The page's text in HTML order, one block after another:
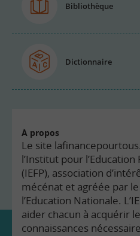
Bibliothèque
Dictionnaire
À propos
Le site
l’Institut pour
(IEFP), association
mécénat et agréée par
l’Education Nationale.
aider chacun à acquérir
connaissances